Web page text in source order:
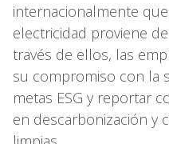
internacionalmente
electricidad proviene
través de ellos, las
su compromiso con la
metas ESG y reportar
en descarbonización y